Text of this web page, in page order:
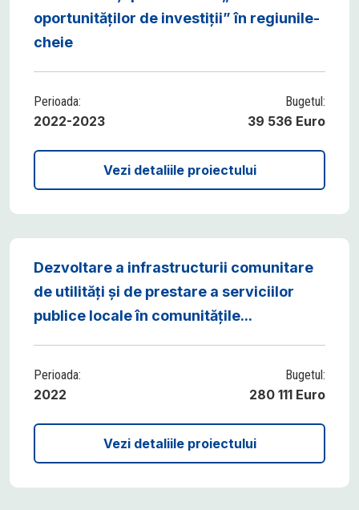
oportunităților de investiții” în regiunile-
cheie
Perioada:
2022-2023
Bugetul:
39 536 Euro
Vezi detaliile proiectului
Dezvoltare a infrastructurii comunitare
de utilități și de prestare a serviciilor
publice locale în comunitățile...
Perioada:
2022
Bugetul:
280 111 Euro
Vezi detaliile proiectului